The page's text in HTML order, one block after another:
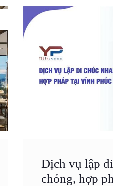
Dịch vụ lập
chóng, hợp